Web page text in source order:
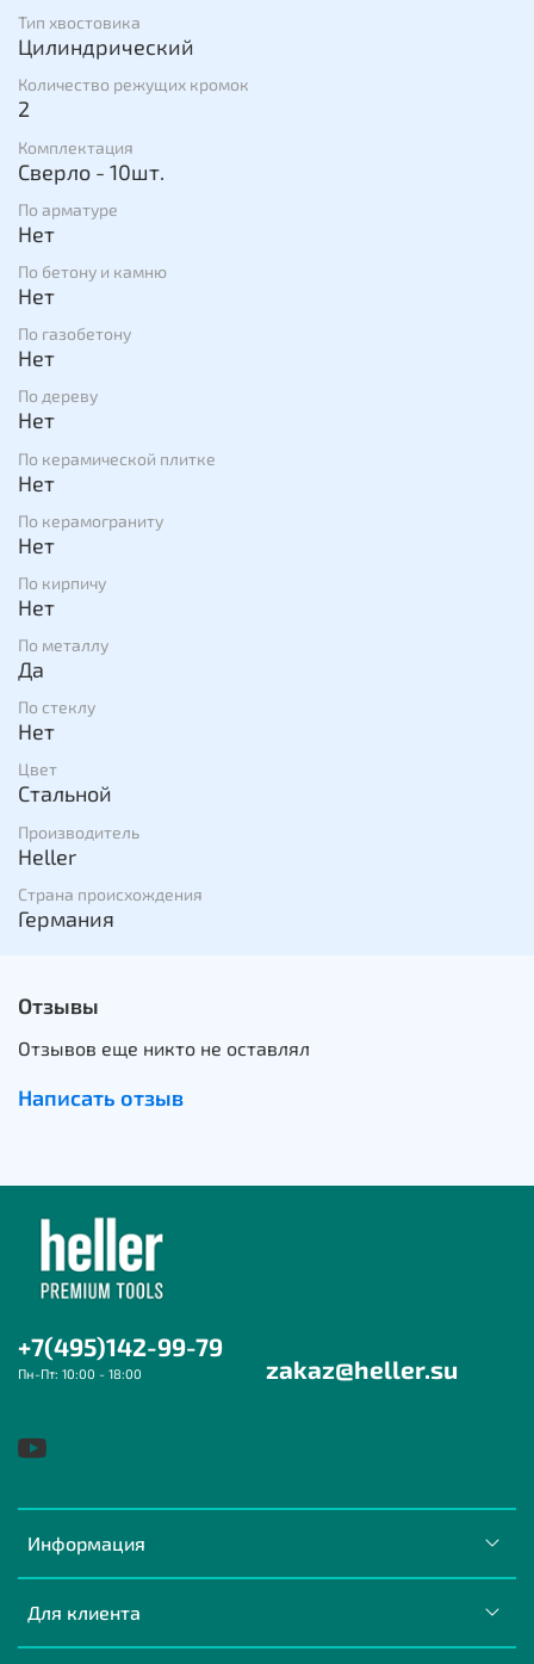
Тип хвостовика
Цилиндрический
Количество режущих кромок
2
Комплектация
Сверло - 10шт.
По арматуре
Нет
По бетону и камню
Нет
По газобетону
Нет
По дереву
Нет
По керамической плитке
Нет
По керамограниту
Нет
По кирпичу
Нет
По металлу
Да
По стеклу
Нет
Цвет
Стальной
Производитель
Heller
Страна происхождения
Германия
Отзывы
Отзывов еще никто не оставлял
Написать отзыв
Информация
Для клиента
+7(495)142-99-79
Пн-Пт: 10:00 - 18:00 zakaz@heller.su